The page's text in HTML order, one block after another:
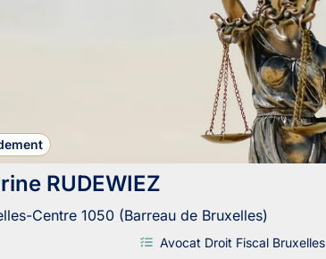
RUDEWIEZ
Centre 1050 (Barreau de Bruxelles)
Avocat Droit Fiscal Bruxelles